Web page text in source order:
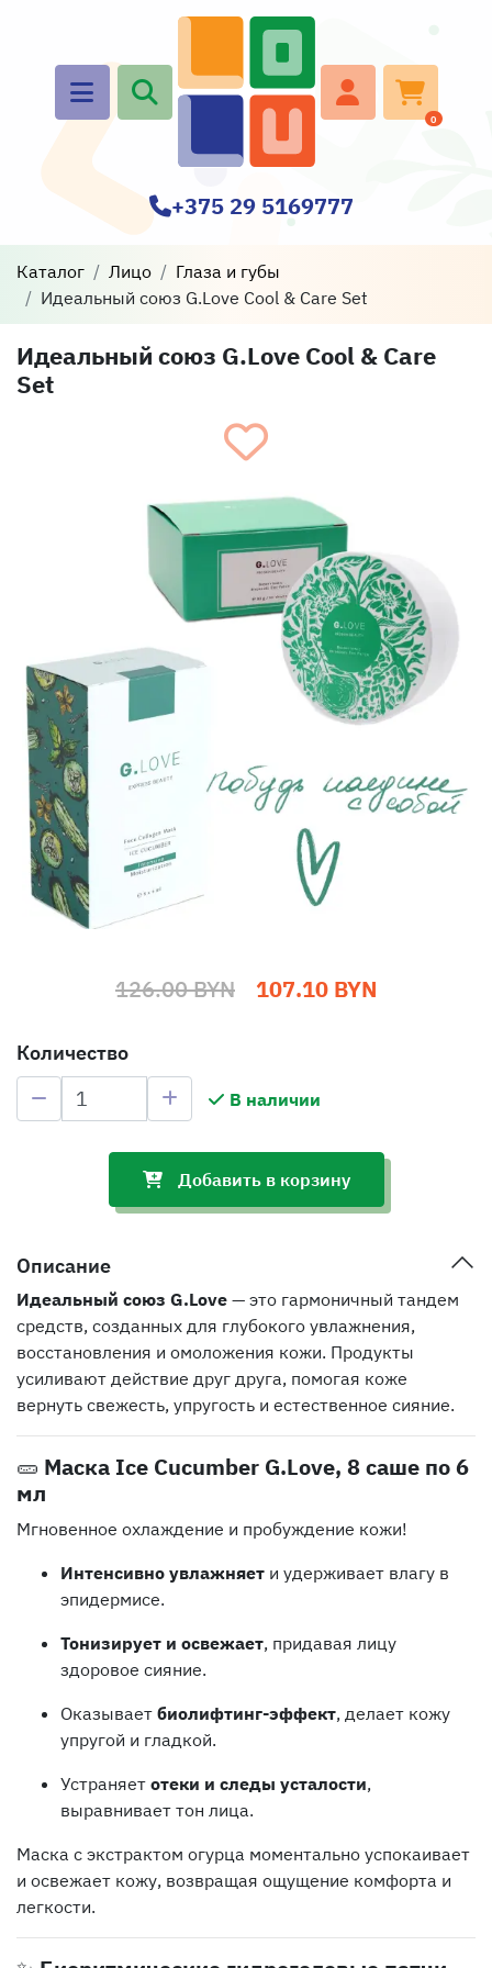
0
+375 29 5169777
Каталог Лицо
Глаза и губы
Идеальный союз G.Love Cool & Care Set
Идеальный союз G.Love Cool & Care
Set
126.00 BYN 107.10 BYN
Количество
В наличии
Добавить в корзину
Описание
Идеальный союз G.Love — это гармоничный тандем
средств, созданных для глубокого увлажнения,
восстановления и омоложения кожи. Продукты
усиливают действие друг друга, помогая коже
вернуть свежесть, упругость и естественное сияние.
🥒 Маска Ice Cucumber G.Love, 8 саше по 6
мл
Мгновенное охлаждение и пробуждение кожи!
Интенсивно увлажняет и удерживает влагу в
эпидермисе.
Тонизирует и освежает, придавая лицу
здоровое сияние.
Оказывает биолифтинг-эффект, делает кожу
упругой и гладкой.
Устраняет отеки и следы усталости,
выравнивает тон лица.
Маска с экстрактом огурца моментально успокаивает
и освежает кожу, возвращая ощущение комфорта и
легкости.